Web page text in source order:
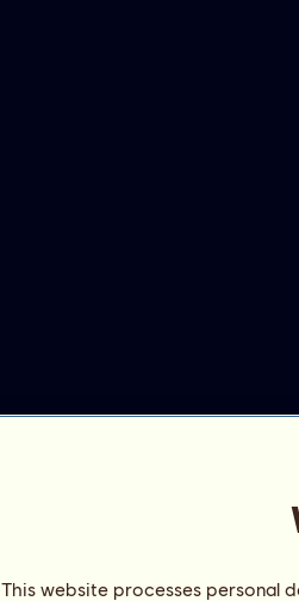
This website processes personal